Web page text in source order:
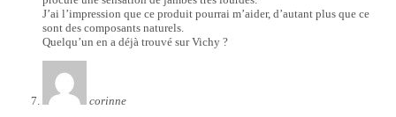
J’ai l’impression que ce produit pourrai m’aider, d’autant plus que ce
sont des composants naturels.
Quelqu’un en a déjà trouvé sur Vichy ?
corinne